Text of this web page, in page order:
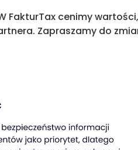
FakturTax cenimy
Zapraszamy do